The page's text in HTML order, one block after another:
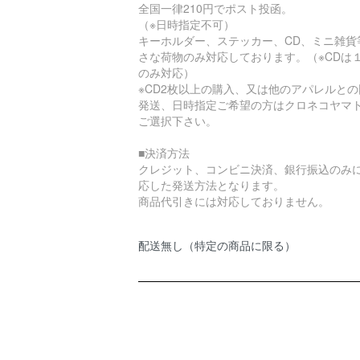
全国一律210円でポスト投函。
（※日時指定不可）
キーホルダー、ステッカー、CD、ミニ雑貨
さな荷物のみ対応しております。（※CDは
のみ対応）
※CD2枚以上の購入、又は他のアパレルと
発送、日時指定ご希望の方はクロネコヤマ
ご選択下さい。
■決済方法
クレジット、コンビニ決済、銀行振込のみ
応した発送方法となります。
商品代引きには対応しておりません。
配送無し（特定の商品に限る）